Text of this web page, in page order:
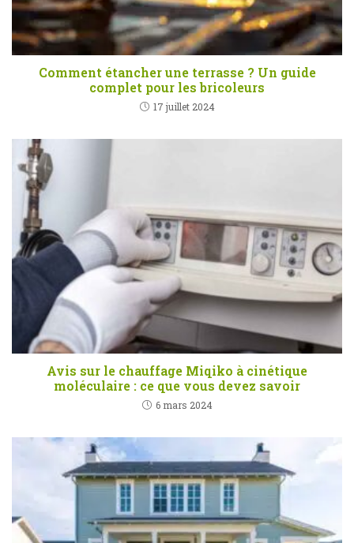
Comment étancher une terrasse ? Un guide
complet pour les bricoleurs
17 juillet 2024
Avis sur le chauffage Miqiko à cinétique
moléculaire : ce que vous devez savoir
6 mars 2024